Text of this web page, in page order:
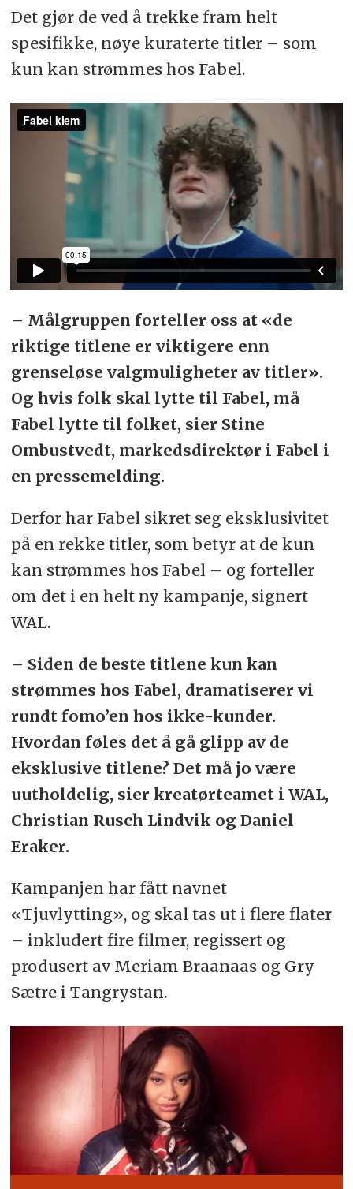
Det gjør de ved å trekke fram helt
spesifikke, nøye kuraterte titler – som
kun kan strømmes hos Fabel.
– Målgruppen forteller oss at «de
riktige titlene er viktigere enn
grenseløse valgmuligheter av titler».
Og hvis folk skal lytte til Fabel, må
Fabel lytte til folket, sier Stine
Ombustvedt, markedsdirektør i Fabel i
en pressemelding.
Derfor har Fabel sikret seg eksklusivitet
på en rekke titler, som betyr at de kun
kan strømmes hos Fabel – og forteller
om det i en helt ny kampanje, signert
WAL.
– Siden de beste titlene kun kan
strømmes hos Fabel, dramatiserer vi
rundt fomo’en hos ikke-kunder.
Hvordan føles det å gå glipp av de
eksklusive titlene? Det må jo være
uutholdelig, sier kreatørteamet i WAL,
Christian Rusch Lindvik og Daniel
Eraker.
Kampanjen har fått navnet
«Tjuvlytting», og skal tas ut i flere flater
– inkludert fire filmer, regissert og
produsert av Meriam Braanaas og Gry
Sætre i Tangrystan.